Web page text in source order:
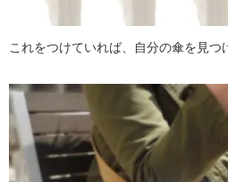
これをつけていれば、自分の傘を見つ